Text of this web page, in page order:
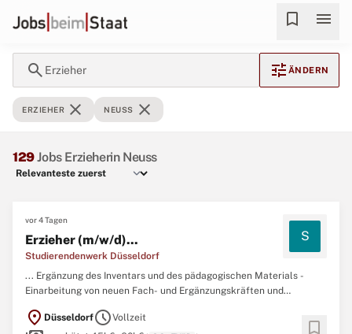
bookmark menu
search Erzieher tune ÄNDERN
ERZIEHER close NEUSS close
129Jobs Erzieherin Neuss
vor 4 Tagen
Erzieher (m/w/d)...
Studierendenwerk Düsseldorf
S
... Ergänzung des Inventars und des pädagogischen Materials -
Einarbeitung von neuen Fach- und Ergänzungskräften und
Tätigkeiten- Teilnahme an pädagogischen PlanungstagenDein
location_on DüsseldorfscheduleVollzeit bookmark